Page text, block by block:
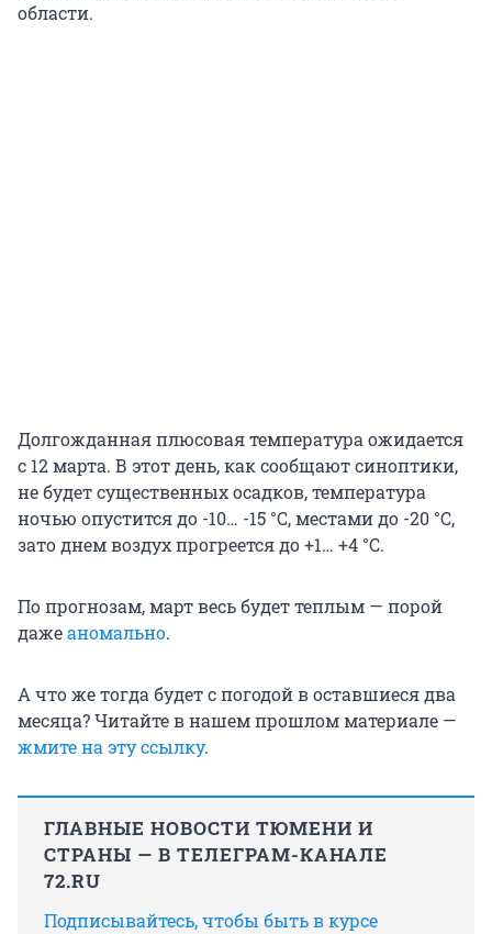
области.
Долгожданная плюсовая температура ожидается
с 12 марта. В этот день, как сообщают синоптики,
не будет существенных осадков, температура
ночью опустится до -10… -15 °С, местами до -20 °С,
зато днем воздух прогреется до+1… +4 °С.
По прогнозам, март весь будет теплым — порой
дажеаномально.
А что же тогда будет с погодой в оставшиеся два
месяца? Читайте в нашем прошлом материале —
жмите на эту ссылку.
ГЛАВНЫЕ НОВОСТИ ТЮМЕНИ И
СТРАНЫ — В ТЕЛЕГРАМ-КАНАЛЕ
72.RU
Подписывайтесь, чтобы быть в курсе